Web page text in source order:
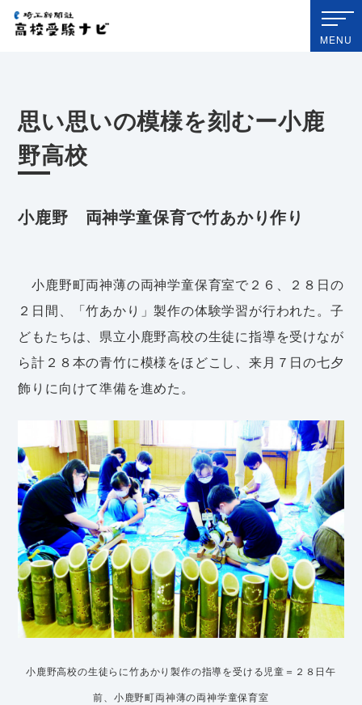
埼玉新聞社 高校受験ナビ
MENU
思い思いの模様を刻むー小鹿
野高校
小鹿野 両神学童保育で竹あかり作り
小鹿野町両神薄の両神学童保育室で２６、２８日の
２日間、「竹あかり」製作の体験学習が行われた。子
どもたちは、県立小鹿野高校の生徒に指導を受けなが
ら計２８本の青竹に模様をほどこし、来月７日の七夕
飾りに向けて準備を進めた。
小鹿野高校の生徒らに竹あかり製作の指導を受ける児童＝２８日午
前、小鹿野町両神薄の両神学童保育室